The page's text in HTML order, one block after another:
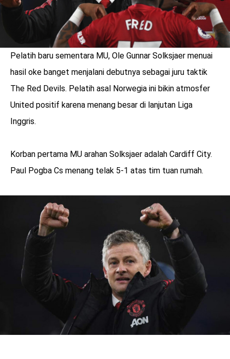
Pelatih baru sementara MU, Ole Gunnar Solksjaer menuai
hasil oke banget menjalani debutnya sebagai juru taktik
The Red Devils. Pelatih asal Norwegia ini bikin atmosfer
United positif karena menang besar di lanjutan Liga
Inggris.
Korban pertama MU arahan Solksjaer adalah Cardiff City.
Paul Pogba Cs menang telak 5-1 atas tim tuan rumah.